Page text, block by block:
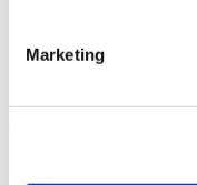
Marketing
2020 NORDIC
Våra produkter >